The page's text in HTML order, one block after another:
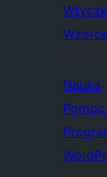
Nauka